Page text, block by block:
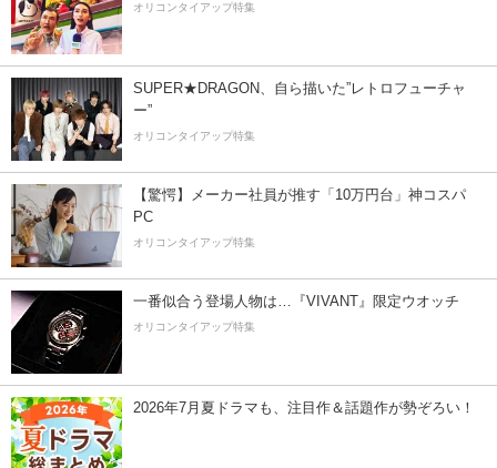
オリコンタイアップ特集
SUPER★DRAGON、自ら描いた”レトロフューチャ
ー”
オリコンタイアップ特集
【驚愕】メーカー社員が推す「10万円台」神コスパ
PC
オリコンタイアップ特集
一番似合う登場人物は…『VIVANT』限定ウオッチ
オリコンタイアップ特集
2026年7月夏ドラマも、注目作＆話題作が勢ぞろい！